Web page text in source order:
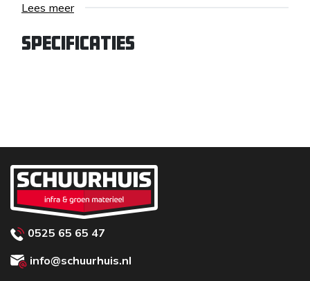
Lees meer
Specificaties
0525 65 65 47
info@schuurhuis.nl